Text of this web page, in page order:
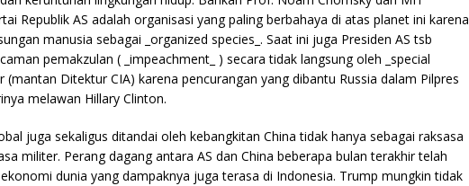
Republik AS adalah organisasi yang paling berbahaya di atas planet ini karena
manusia sebagai _organized species_. Saat ini juga Presiden AS tsb
pemakzulan ( _impeachment_ ) secara tidak langsung oleh _special
(mantan Ditektur CIA) karena pencurangan yang dibantu Russia dalam Pilpres
melawan Hillary Clinton.
juga sekaligus ditandai oleh kebangkitan China tidak hanya sebagai raksasa
militer. Perang dagang antara AS dan China beberapa bulan terakhir telah
dunia yang dampaknya juga terasa di Indonesia. Trump mungkin tidak